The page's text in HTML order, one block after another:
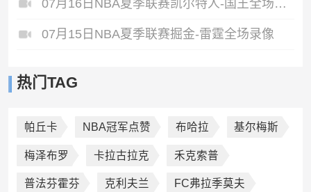
07月16日NBA夏季联赛凯尔特人-国王全场录像
07月15日NBA夏季联赛掘金-雷霆全场录像
热门TAG
帕丘卡 NBA冠军点赞 布哈拉 基尔梅斯
梅泽布罗 卡拉古拉克 禾克索普
普法芬霍芬 克利夫兰 FC弗拉季莫夫